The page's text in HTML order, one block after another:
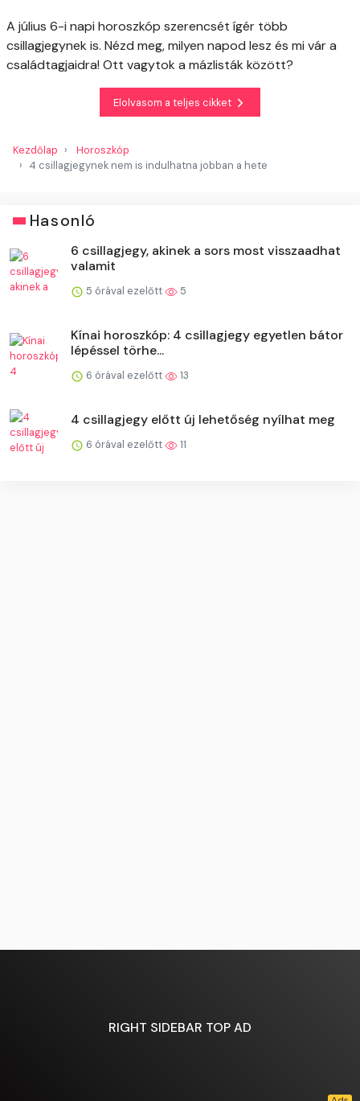
A július 6-i napi horoszkóp szerencsét ígér több
csillagjegynek is. Nézd meg, milyen napod lesz és mi vár a
családtagjaidra! Ott vagytok a mázlisták között?
Elolvasom a teljes cikket
Kezdőlap
Horoszkóp
4 csillagjegynek nem is indulhatna jobban a hete
Hasonló
6 csillagjegy, akinek a sors most visszaadhat
valamit
5 órával ezelőtt 5
Kínai horoszkóp: 4 csillagjegy egyetlen bátor
lépéssel törhe...
6 órával ezelőtt 13
4 csillagjegy előtt új lehetőség nyílhat meg
6 órával ezelőtt 11
RIGHT SIDEBAR TOP AD